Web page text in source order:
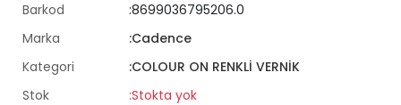
Barkod
:8699036795206.0
Marka
:Cadence
Kategori
:COLOUR ON RENKLİ VERNİK
Stok
:Stokta yok